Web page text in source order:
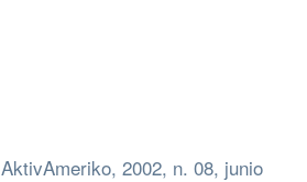
AktivAmeriko, 2002, n. 08, junio